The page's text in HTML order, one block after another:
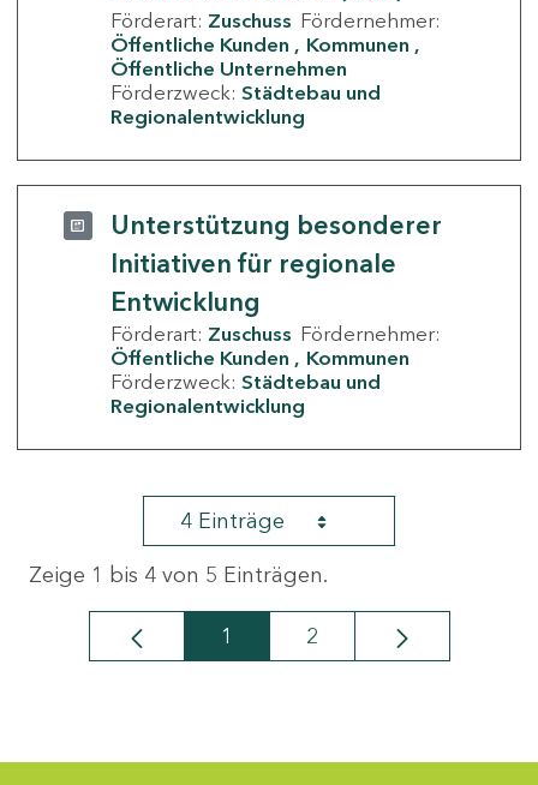
Förderart: Zuschuss Fördernehmer:
Öffentliche Kunden
Kommunen
Öffentliche Unternehmen
Förderzweck: Städtebau und
Regionalentwicklung
Unterstützung besonderer
Initiativen für regionale
Entwicklung
Förderart: Zuschuss Fördernehmer:
Öffentliche Kunden
Kommunen
Förderzweck: Städtebau und
Regionalentwicklung
4 Einträge
Zeige 1 bis 4 von 5 Einträgen.
Seite
1 Seite
2